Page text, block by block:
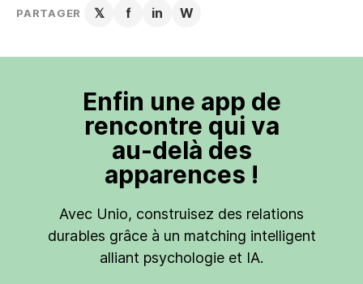
PARTAGER 𝕏 f in W
Enfin une app de
rencontre qui va
au-delà des
apparences !
Avec Unio, construisez des relations
durables grâce à un matching intelligent
alliant psychologie et IA.